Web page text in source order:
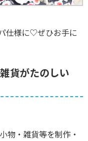
仕様に♡ぜひお手に
貨がたのしい
物・雑貨等を制作・